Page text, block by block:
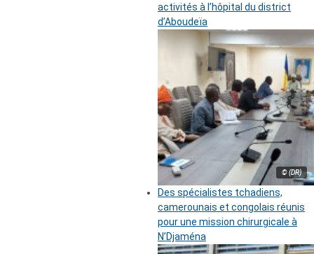
activités à l’hôpital du district
d’Aboudeïa
© (DR)
Des spécialistes tchadiens,
camerounais et congolais réunis
pour une mission chirurgicale à
N’Djaména